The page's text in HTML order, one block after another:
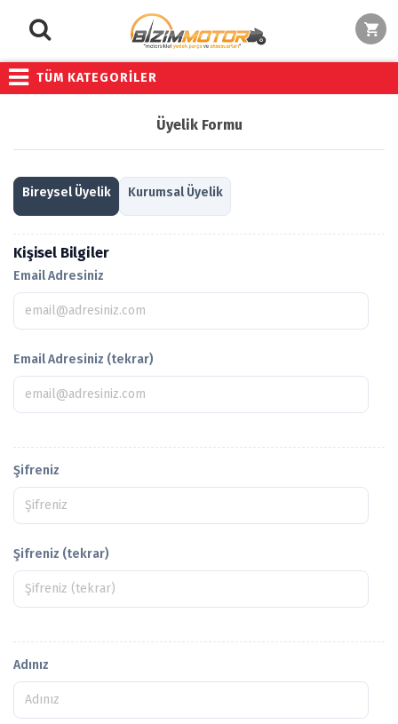
TÜM KATEGORİLER
Üyelik Formu
Bireysel Üyelik Kurumsal Üyelik
Kişisel Bilgiler
Email Adresiniz
Email Adresiniz (tekrar)
Şifreniz
Şifreniz (tekrar)
Adınız